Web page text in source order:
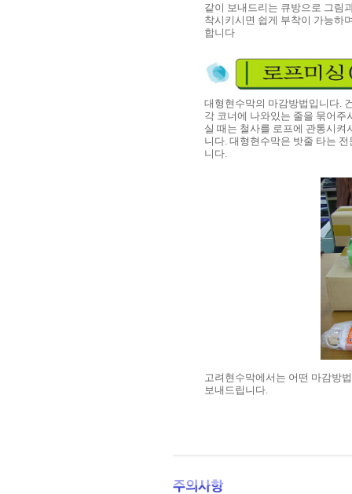
같이 보내드리는 큐방으로 그림
착시키시면 쉽게 부착이 가능하
합니다
대형현수막의 마감방법입니다.
각 코너에 나와있는 줄을 묶어주
실 때는 철사를 로프에 관통시켜
니다. 대형현수막은 밧줄 타는
니다.
고려현수막에서는 어떤 마감방
보내드립니다.